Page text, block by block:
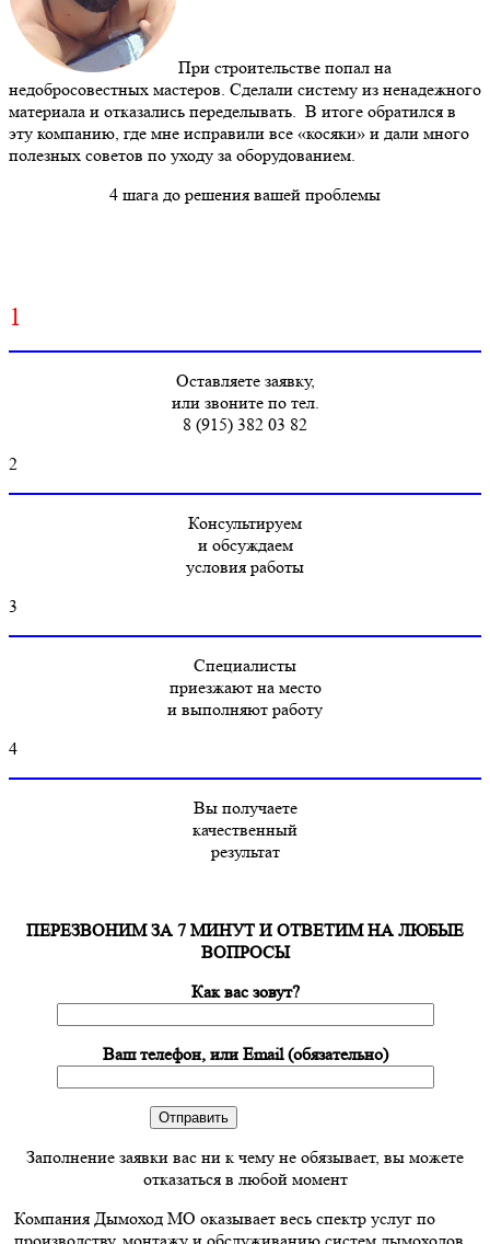
При строительстве попал на
недобросовестных мастеров. Сделали систему из ненадежного
материала и отказались переделывать. В итоге обратился в
эту компанию, где мне исправили все «косяки» и дали много
полезных советов по уходу за оборудованием.
4 шага до решения вашей проблемы
1
Оставляете заявку,
или звоните по тел.
8 (915) 382 03 82
2
Консультируем
и обсуждаем
условия работы
3
Специалисты
приезжают на место
и выполняют работу
4
Вы получаете
качественный
результат
ПЕРЕЗВОНИМ ЗА 7 МИНУТ И ОТВЕТИМ НА ЛЮБЫЕ
ВОПРОСЫ
Как вас зовут?
Ваш телефон, или Email (обязательно)
Заполнение заявки вас ни к чему не обязывает, вы можете
отказаться в любой момент
Компания Дымоход МО оказывает весь спектр услуг по
производству, монтажу и обслуживанию систем дымоходов